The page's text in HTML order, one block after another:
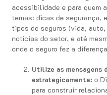
acessibilidade e para quem
temas: dicas de segurança,
tipos de seguros (vida,
notícias do setor, e até
onde o seguro fez a
Utilize as mensagens
estrategicamente: o
para construir